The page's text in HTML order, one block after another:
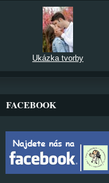
Ukázka tvorby
FACEBOOK